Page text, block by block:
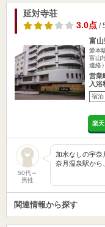
延対寺荘
3.0点/
富
愛本
富山
連絡
営業
入浴
宿泊
楽
50代～
男性
加水なしの宇奈
奈月温泉駅から
関連情報から探す